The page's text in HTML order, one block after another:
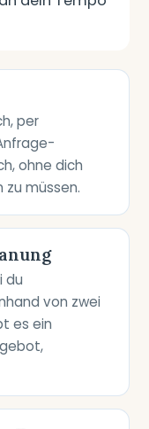
per
ohne dich
müssen.
du
von zwei
es ein